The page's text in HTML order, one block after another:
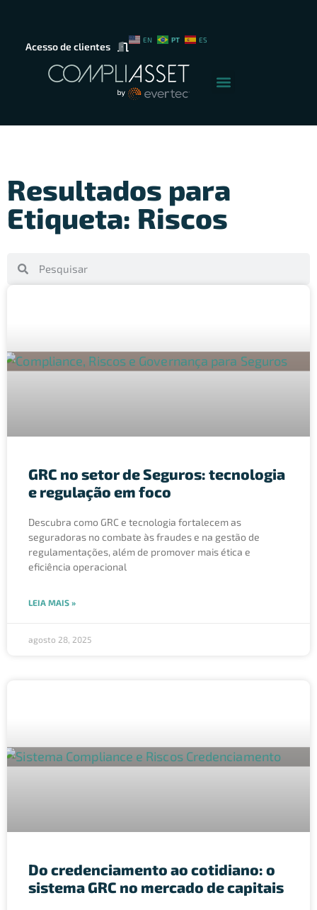
Acesso de clientes
EN PT ES
Resultados para
Etiqueta: Riscos
GRC no setor de Seguros: tecnologia
e regulação em foco
Descubra como GRC e tecnologia fortalecem as
seguradoras no combate às fraudes e na gestão de
regulamentações, além de promover mais ética e
eficiência operacional
LEIA MAIS »
agosto 28, 2025
Do credenciamento ao cotidiano: o
sistema GRC no mercado de capitais